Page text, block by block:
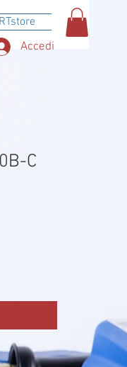
Accedi
C